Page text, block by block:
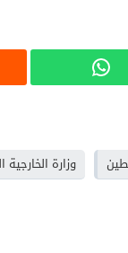
وزارة